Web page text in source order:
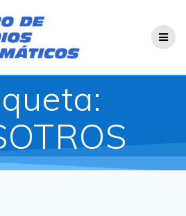
al
contenido